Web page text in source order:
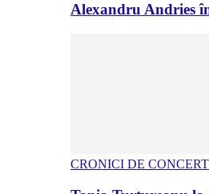
Alexandru Andries
CRONICI DE CONCERT